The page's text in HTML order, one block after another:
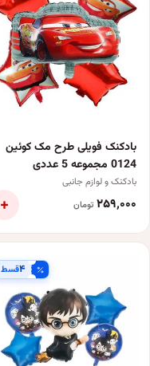
بادکنک فویلی طرح مک کوئین
0124 مجموعه 5 عددی
بادکنک و لوازم جانبی
۲۵۹٬۰۰۰ تومان +
۴قسط